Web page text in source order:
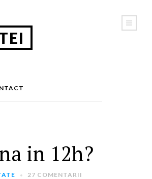
in 12h?
27 COMENTARII
Calatorii in strainatate(163)
Ganduri(22)
Timp Liber(47)